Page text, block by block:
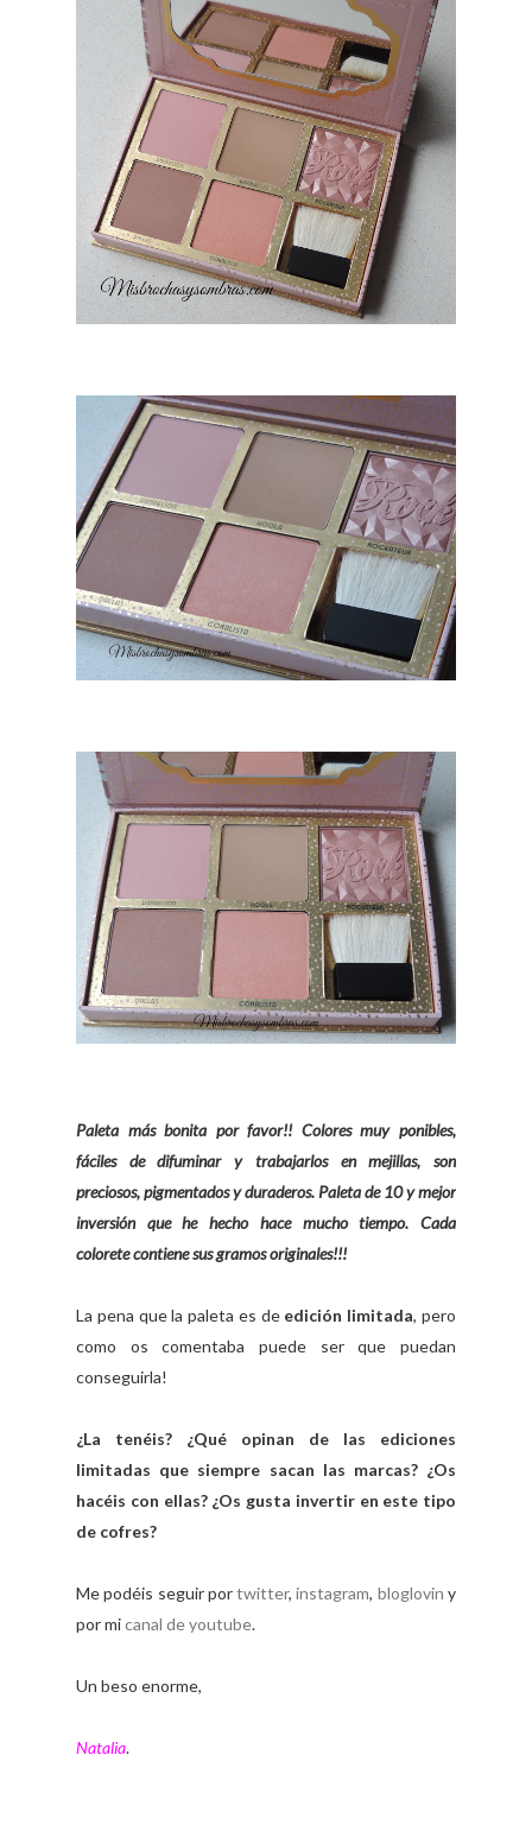
Paleta más bonita por favor!! Colores muy ponibles,
fáciles de difuminar y trabajarlos en mejillas, son
preciosos, pigmentados y duraderos. Paleta de 10 y mejor
inversión que he hecho hace mucho tiempo. Cada
colorete contiene sus gramos originales!!!
La pena que la paleta es de edición limitada, pero
como os comentaba puede ser que puedan
conseguirla!
¿La tenéis? ¿Qué opinan de las ediciones
limitadas que siempre sacan las marcas? ¿Os
hacéis con ellas? ¿Os gusta invertir en este tipo
de cofres?
Me podéis seguir portwitter, instagram, bloglovin y
por micanal de youtube.
Un beso enorme,
Natalia.